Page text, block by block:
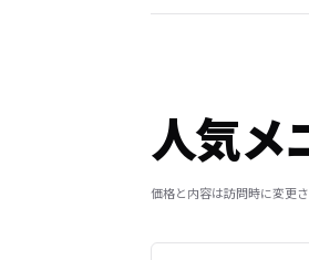
人気メ
価格と内容は訪問時に変更